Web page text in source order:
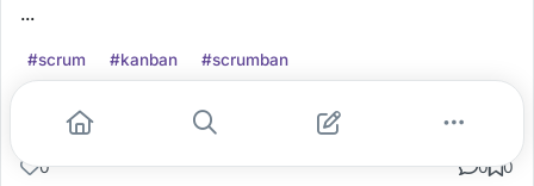
...
#scrum #kanban #scrumban
Leia mais
0 0 0